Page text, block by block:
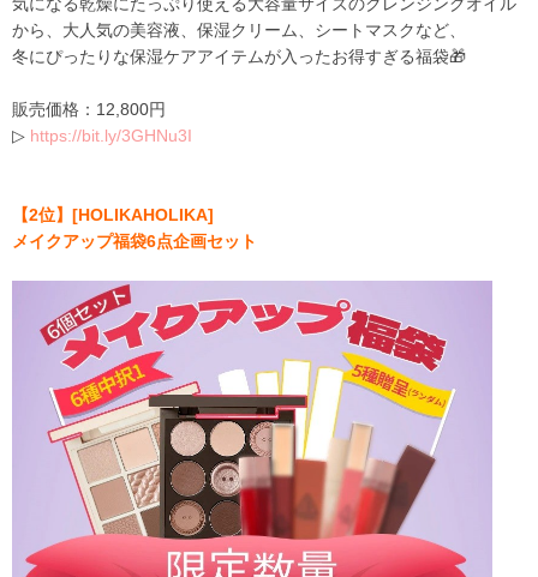
から
、大人気の美容液、保湿クリーム、シートマスクなど、
冬にぴったりな保湿ケアアイテ ムが入ったお得すぎる福袋🎁
販売価格： 12 800円
▷ https://bit ly/3GHNu3I
【2位】 [HOLIKAHOLIKA]
メイクアップ福袋6点企画セット